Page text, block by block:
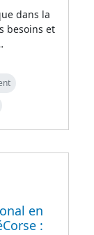
dans la
besoins et
en
: